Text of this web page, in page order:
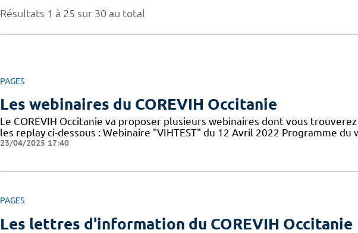
Résultats 1 à 25 sur 30 au total
PAGES
Les webinaires du COREVIH Occitanie
Le COREVIH Occitanie va proposer plusieurs webinaires dont vous
les replay ci-dessous : Webinaire "VIHTEST" du 12 Avril 2022 Programme
23/04/2025 17:40
PAGES
Les lettres d'information du COREVIH Occitanie